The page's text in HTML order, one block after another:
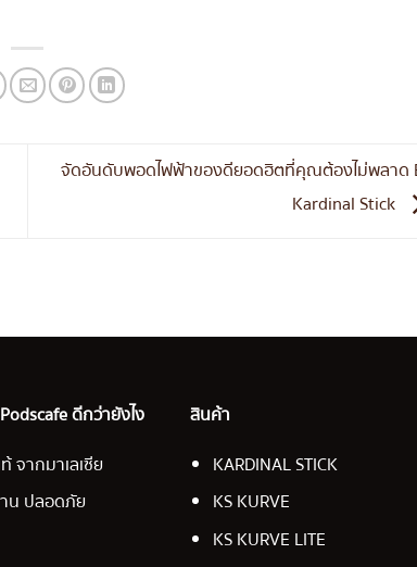
จัดอันดับพอดไฟฟ้าของดียอดฮิตที่คุณต้องไม่พลาด
Kardinal Stick
ดีกว่ายังไง
จากมาเลเซีย
น ปลอดภัย
สินค้า
KARDINAL STICK
KS KURVE
KS KURVE LITE